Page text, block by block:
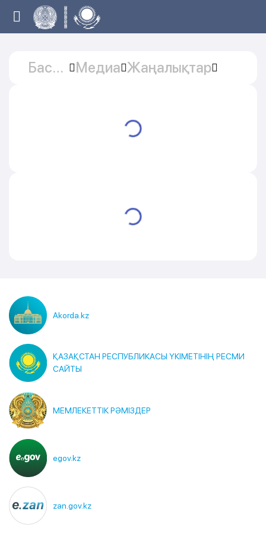
Басты
Медиа Жаңалықтар
Akorda.kz
ҚАЗАҚСТАН РЕСПУБЛИКАСЫ ҮКІМЕТІНІҢ РЕСМИ
САЙТЫ
МЕМЛЕКЕТТІК РӘМІЗДЕР
egov.kz
zan.gov.kz